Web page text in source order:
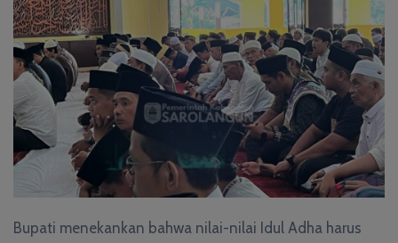
Bupati menekankan bahwa nilai-nilai Idul Adha harus